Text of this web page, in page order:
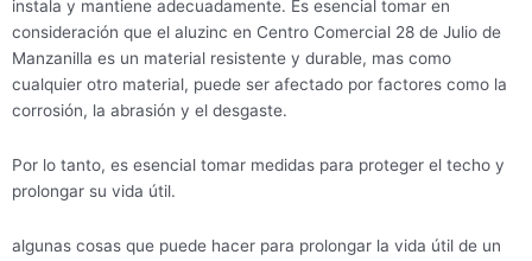
instala y mantiene adecuadamente. Es esencial tomar en
consideración que el aluzinc en Centro Comercial 28 de Julio de
Manzanilla es un material resistente y durable, mas como
cualquier otro material, puede ser afectado por factores como la
corrosión, la abrasión y el desgaste.
Por lo tanto, es esencial tomar medidas para proteger el techo y
prolongar su vida útil.
algunas cosas que puede hacer para prolongar la vida útil de un